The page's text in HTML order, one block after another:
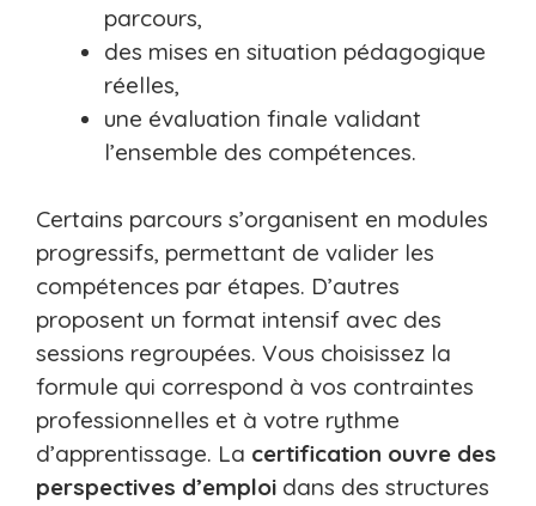
parcours,
des mises en situation pédagogique
réelles,
une évaluation finale validant
l’ensemble des compétences.
Certains parcours s’organisent en modules
progressifs, permettant de valider les
compétences par étapes. D’autres
proposent un format intensif avec des
sessions regroupées. Vous choisissez la
formule qui correspond à vos contraintes
professionnelles et à votre rythme
d’apprentissage. La certification ouvre des
perspectives d’emploi dans des structures